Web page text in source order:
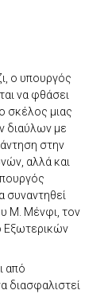
ο υπουργός
να φθάσει
σκέλος μιας
διαύλων με
στην
αλλά και
συναντηθεί
Μ. Μένφι, τον
Εξωτερικών
από
διασφαλιστεί